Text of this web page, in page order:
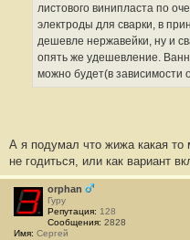
листового винипласта по
электроды для сварки, в
дешевле нержавейки, ну и
опять же удешевление.
можно будет(в зависимости
А я подумал что жижа какая
не годиться, или как вариант
orphan
Гуру
Репутация: 128
Сообщения: 2828
Имя: Сергей